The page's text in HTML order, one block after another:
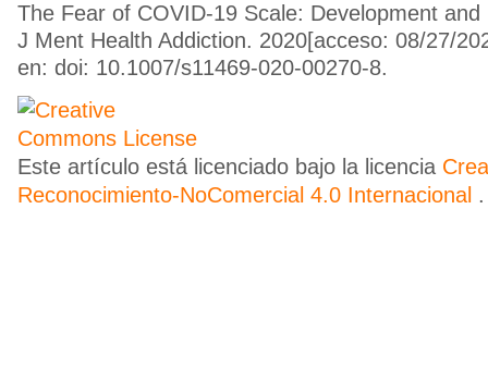
The Fear of COVID-19 Scale: Development
J Ment Health Addiction. 2020[acceso: 08/27/
en: doi: 10.1007/s11469-020-00270-8.
Este artículo está licenciado bajo la licencia
Reconocimiento-NoComercial 4.0 Internacional .